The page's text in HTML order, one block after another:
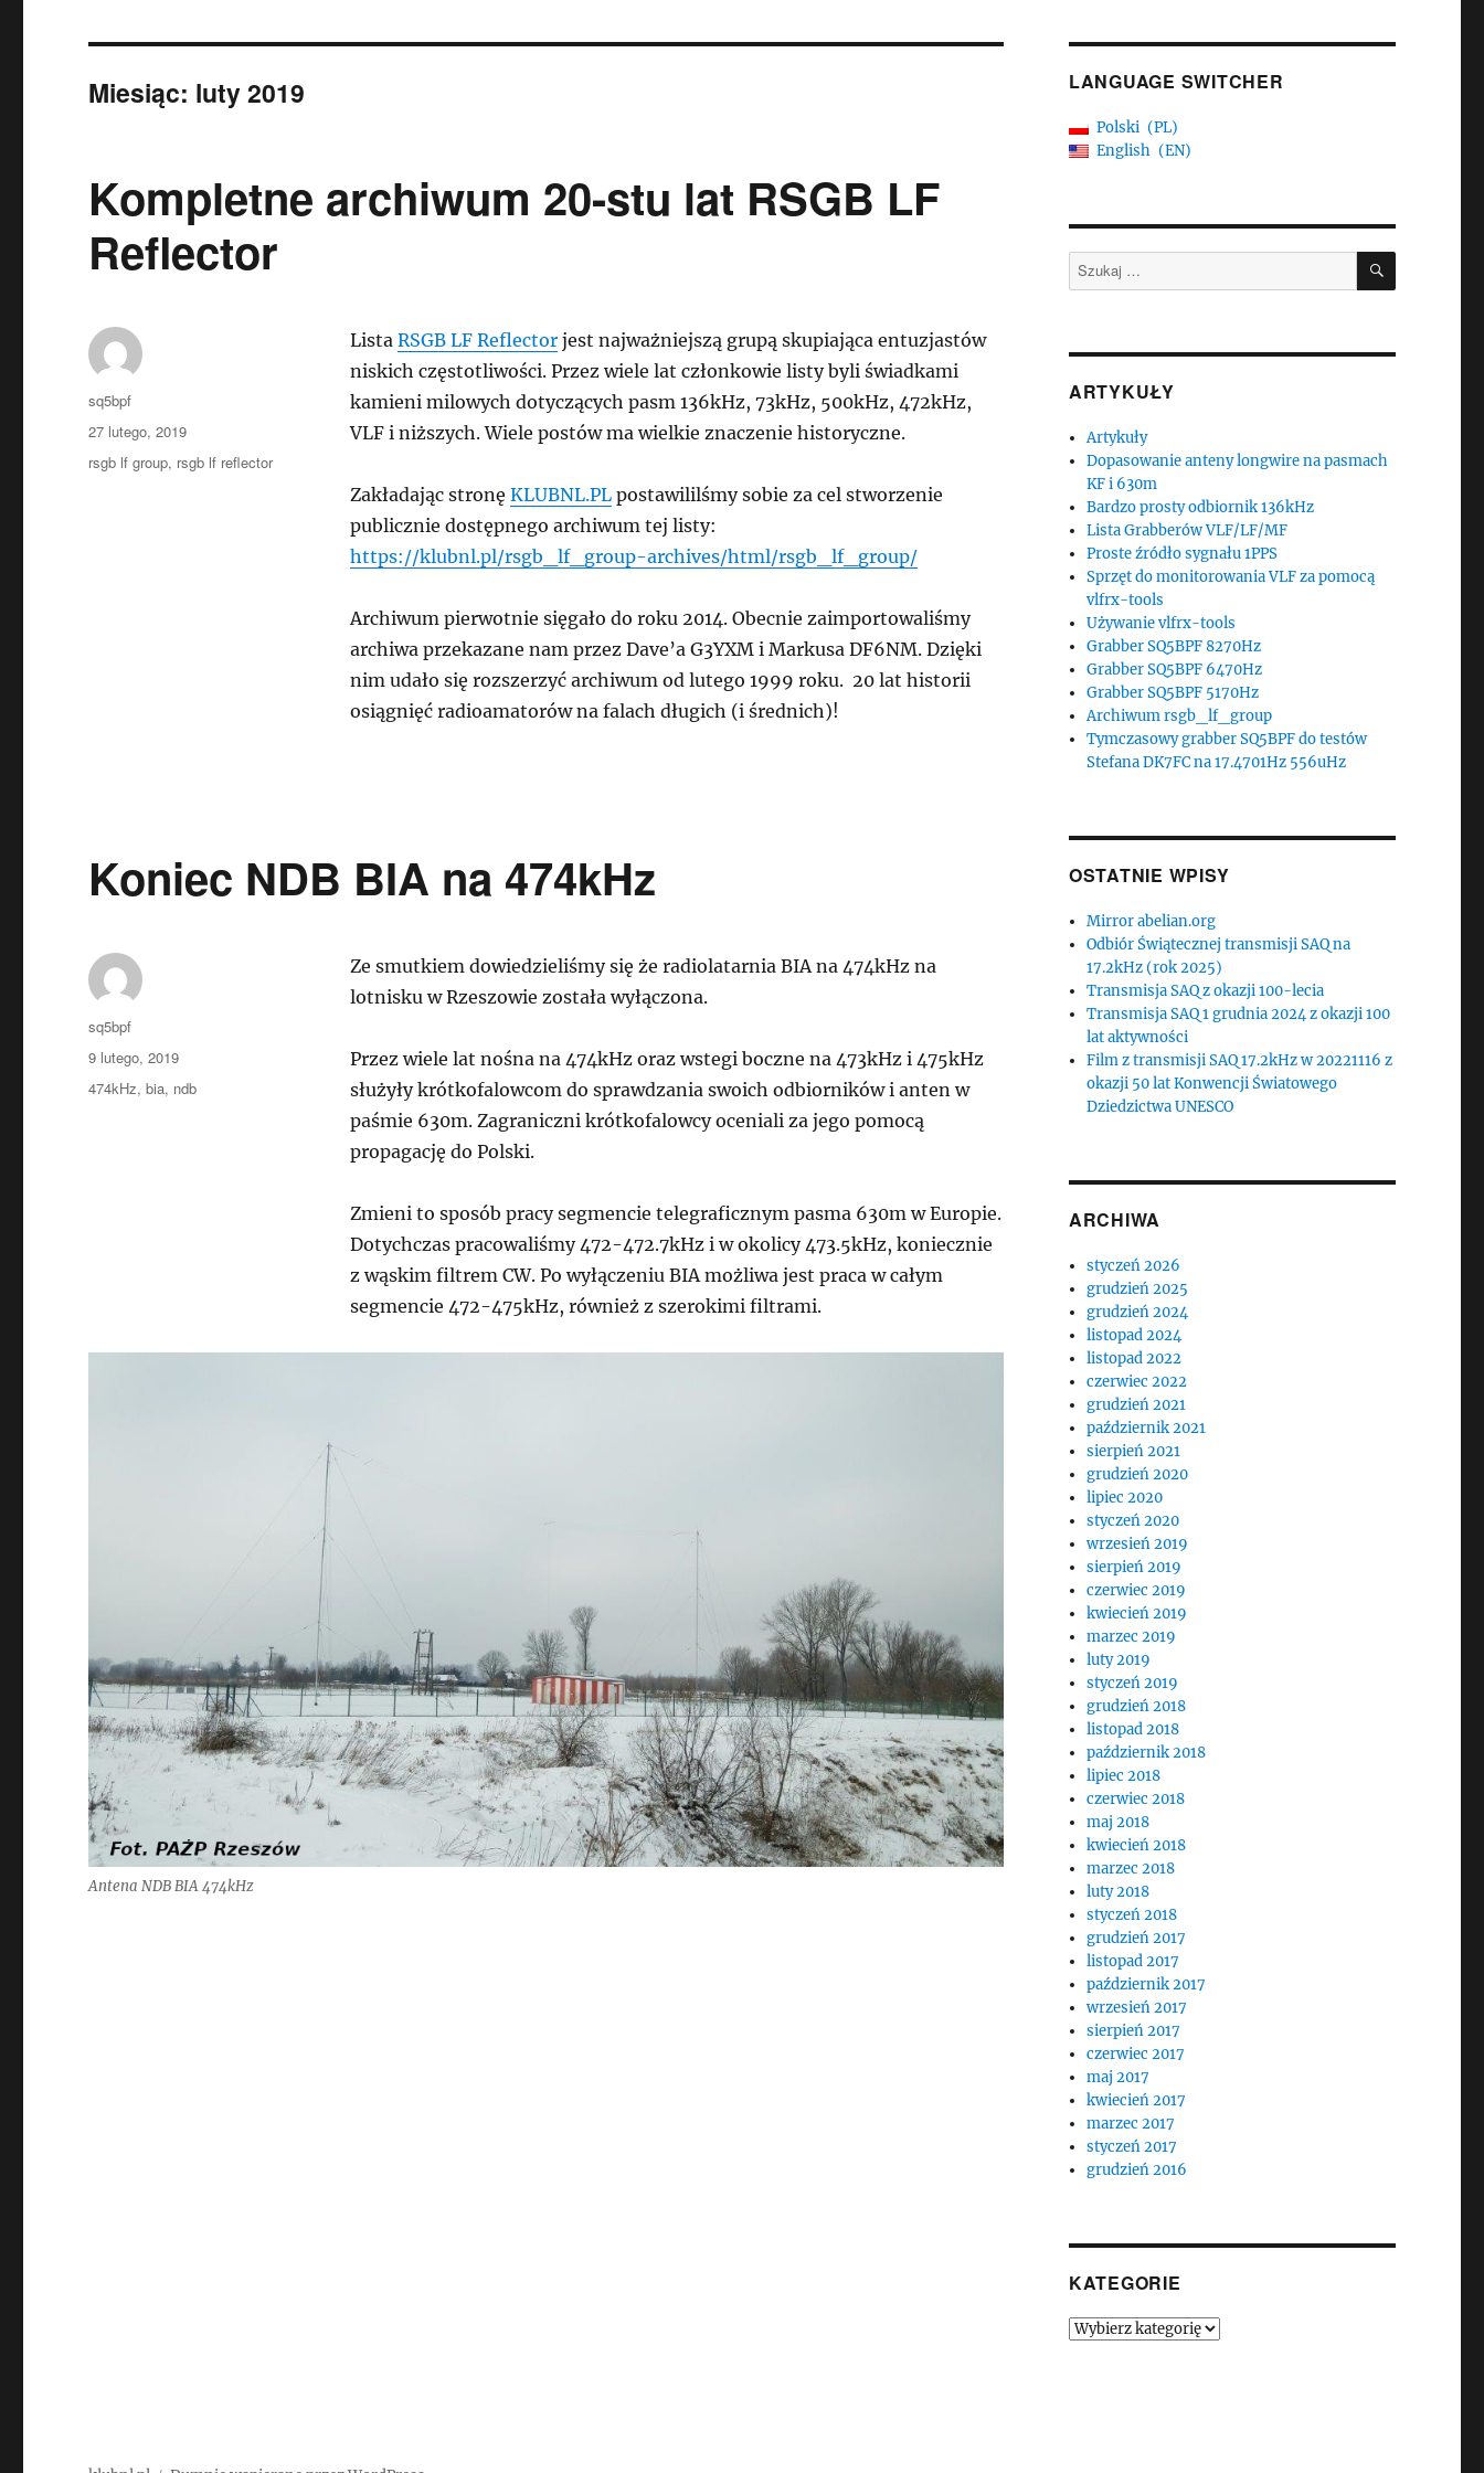
Miesiąc: luty 2019
Kompletne archiwum 20-stu lat RSGB LF
Reflector
Lista RSGB LF Reflectorjest najważniejszą grupą skupiająca entuzjastów
niskich częstotliwości. Przez wiele lat członkowie listy byli świadkami
kamieni milowych dotyczących pasm 136kHz, 73kHz, 500kHz, 472kHz,
VLF i niższych. Wiele postów ma wielkie znaczenie historyczne.
Zakładając stronę KLUBNL.PLpostawililśmy sobie za cel stworzenie
publicznie dostępnego archiwum tej listy:
https://klubnl.pl/rsgb_lf_group-archives/html/rsgb_lf_group/
Archiwum pierwotnie sięgało do roku 2014. Obecnie zaimportowaliśmy
archiwa przekazane nam przez Dave’a G3YXM i Markusa DF6NM. Dzięki
nim udało się rozszerzyć archiwum od lutego 1999 roku. 20 lat historii
osiągnięć radioamatorów na falach długich (i średnich)!
Autor
sq5bpf
Data
publikacji
27 lutego, 2019
Tagi
rsgb lf group, rsgb lf reflector
Koniec NDB BIA na 474kHz
Ze smutkiem dowiedzieliśmy się że radiolatarnia BIA na 474kHz na
lotnisku w Rzeszowie została wyłączona.
Przez wiele lat nośna na 474kHz oraz wstegi boczne na 473kHz i 475kHz
służyły krótkofalowcom do sprawdzania swoich odbiorników i anten w
paśmie 630m. Zagraniczni krótkofalowcy oceniali za jego pomocą
propagację do Polski.
Zmieni to sposób pracy segmencie telegraficznym pasma 630m w Europie.
Dotychczas pracowaliśmy 472-472.7kHz i w okolicy 473.5kHz, koniecznie
z wąskim filtrem CW. Po wyłączeniu BIA możliwa jest praca w całym
segmencie 472-475kHz, również z szerokimi filtrami.
Antena NDB BIA 474kHz
Autor
sq5bpf
Data
publikacji
9 lutego, 2019
Tagi
474kHz,bia, ndb
LANGUAGE SWITCHER
Polski
PL
English
EN
Szukaj: SZUKAJ
ARTYKUŁY
Artykuły
Dopasowanie anteny longwire na pasmach
KF i 630m
Bardzo prosty odbiornik 136kHz
Lista Grabberów VLF/LF/MF
Proste źródło sygnału 1PPS
Sprzęt do monitorowania VLF za pomocą
vlfrx-tools
Używanie vlfrx-tools
Grabber SQ5BPF 8270Hz
Grabber SQ5BPF 6470Hz
Grabber SQ5BPF 5170Hz
Archiwum rsgb_lf_group
Tymczasowy grabber SQ5BPF do testów
Stefana DK7FC na 17.4701Hz 556uHz
OSTATNIE WPISY
Mirror abelian.org
Odbiór Świątecznej transmisji SAQ na
17.2kHz (rok 2025)
Transmisja SAQ z okazji 100-lecia
Transmisja SAQ 1 grudnia 2024 z okazji 100
lat aktywności
Film z transmisji SAQ 17.2kHz w 20221116 z
okazji 50 lat Konwencji Światowego
Dziedzictwa UNESCO
ARCHIWA
styczeń 2026
grudzień 2025
grudzień 2024
listopad 2024
listopad 2022
czerwiec 2022
grudzień 2021
październik 2021
sierpień 2021
grudzień 2020
lipiec 2020
styczeń 2020
wrzesień 2019
sierpień 2019
czerwiec 2019
kwiecień 2019
marzec 2019
luty 2019
styczeń 2019
grudzień 2018
listopad 2018
październik 2018
lipiec 2018
czerwiec 2018
maj 2018
kwiecień 2018
marzec 2018
luty 2018
styczeń 2018
grudzień 2017
listopad 2017
październik 2017
wrzesień 2017
sierpień 2017
czerwiec 2017
maj 2017
kwiecień 2017
marzec 2017
styczeń 2017
grudzień 2016
KATEGORIE
Kategorie